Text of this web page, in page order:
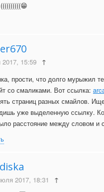
15:59 ↑
прости, что долго мурыжил
со смаликами. Вот ссылка:
страниц разных смайлов.
уже выделенную ссылку.
расстояние между словом и
2017, 18:31 ↑